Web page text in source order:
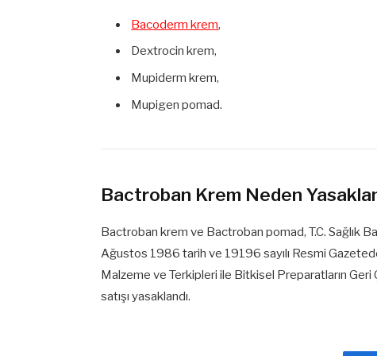
Bacoderm krem,
Dextrocin krem,
Mupiderm krem,
Mupigen pomad.
Bactroban Krem Neden
Bactroban krem ve Bactroban pomad, T.C. Sağlık
Ağustos 1986 tarih ve 19196 sayılı Resmi
Malzeme ve Terkipleri ile Bitkisel Preparatların Geri
satışı yasaklandı.